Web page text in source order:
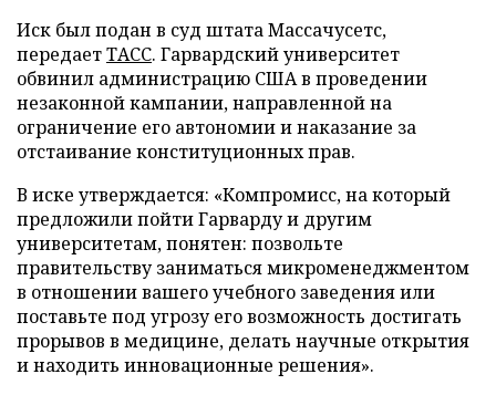
Иск был подан в суд штата Массачусетс,
передаетТАСС. Гарвардский университет
обвинил администрацию США в проведении
незаконной кампании, направленной на
ограничение его автономии и наказание за
отстаивание конституционных прав.
В иске утверждается: «Компромисс, на который
предложили пойти Гарварду и другим
университетам, понятен: позвольте
правительству заниматься микроменеджментом
в отношении вашего учебного заведения или
поставьте под угрозу его возможность достигать
прорывов в медицине, делать научные открытия
и находить инновационные решения».